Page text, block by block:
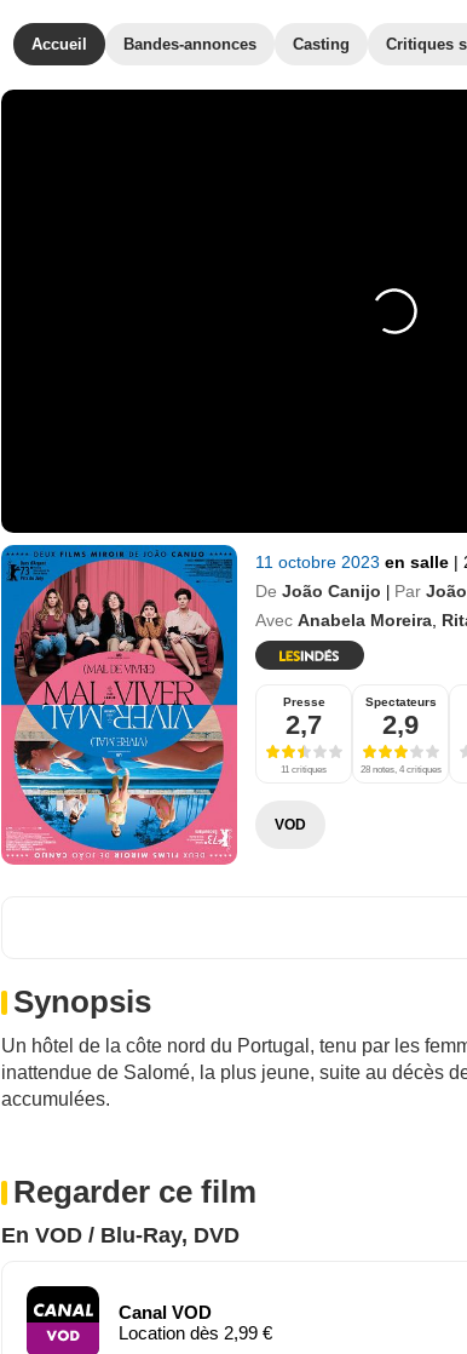
Accueil Bandes-annonces Casting Critiques
11 octobre 2023 en salle |
De João Canijo | Par
Avec Anabela Moreira
Presse
2,7
11 critiques
Spectateurs
2,9
28 notes, 4 critiques
VOD
Synopsis
Un hôtel de la côte nord du Portugal, tenu par les
inattendue de Salomé, la plus jeune, suite au décès
accumulées.
Regarder ce film
En VOD / Blu-Ray, DVD
Canal VOD
Location dès 2,99 €